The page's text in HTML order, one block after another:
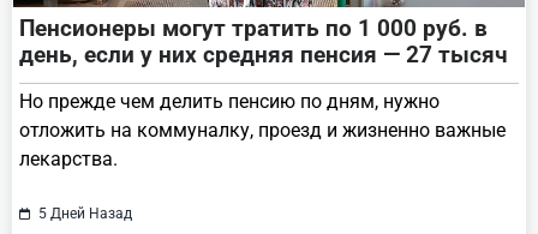
Пенсионеры могут тратить по 1 000 руб. в
день, если у них средняя пенсия — 27 тысяч
Но прежде чем делить пенсию по дням, нужно
отложить на коммуналку, проезд и жизненно важные
лекарства.
5 Дней Назад